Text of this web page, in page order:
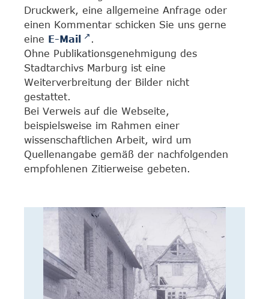
Druckwerk, eine allgemeine Anfrage oder
einen Kommentar schicken Sie uns gerne
eine E-Mail
.
Ohne Publikationsgenehmigung des
Stadtarchivs Marburg ist eine
Weiterverbreitung der Bilder nicht
gestattet.
Bei Verweis auf die Webseite,
beispielsweise im Rahmen einer
wissenschaftlichen Arbeit, wird um
Quellenangabe gemäß der nachfolgenden
empfohlenen Zitierweise gebeten.